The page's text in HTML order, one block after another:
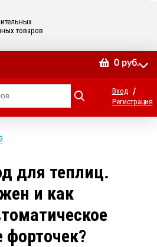
товаров
0 руб.
Вход /
Регистрация
для теплиц.
и как